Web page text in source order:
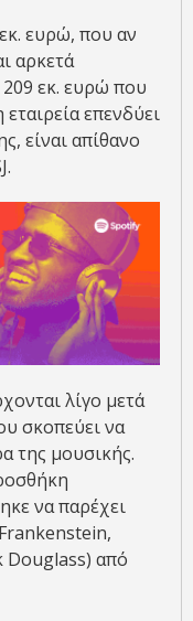
ευρώ, που αν
αρκετά
εκ. ευρώ που
επενδύει
είναι απίθανο
λίγο μετά
σκοπεύει να
της μουσικής.
να παρέχει
από